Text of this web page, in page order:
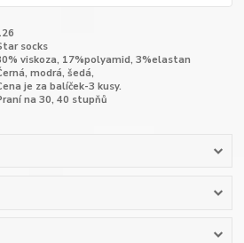
socks
viskoza, 17%polyamid, 3%elastan
modrá, šedá,
je za balíček-3 kusy.
na 30, 40 stupňů